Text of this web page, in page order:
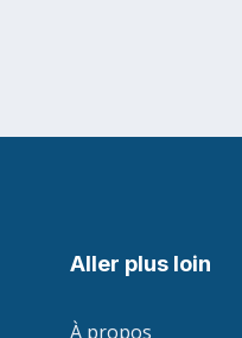
Aller plus loin
À propos